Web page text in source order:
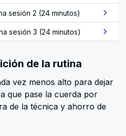
sesión 2 (24 minutos)
sesión 3 (24 minutos)
de la rutina
vez menos alto para dejar
que pase la cuerda por
de la técnica y ahorro de